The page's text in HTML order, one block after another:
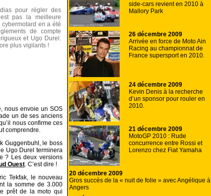
pour régler des
pas la meilleure
en a été
de compte
et Ugo Durel.
plus vigilants !
nous envoie un SOS
un de ses anciens
nous confirme ces
comprendre.
Guggenbuhl, le boss
Ugo Durel terminera
? Les deux versions
Ouest. C’est dire !
Tekfak, le nouveau
la somme de 3.000
prêt de la moto qui
side-cars revient en 2010 à
Mallory Park
26 décembre 2009
Arrivée en force de Moto Ain
Racing au championnat de
France supersport en 2010.
24 décembre 2009
Kevin Denis à la recherche
d’un sponsor pour rouler en
2010.
21 décembre 2009
MotoGP 2010 : Rude
concurrence entre Rossi et
Lorenzo chez Fiat Yamaha
20 décembre 2009
Gros succès de la « nuit de folie » avec Angélique à
Angers